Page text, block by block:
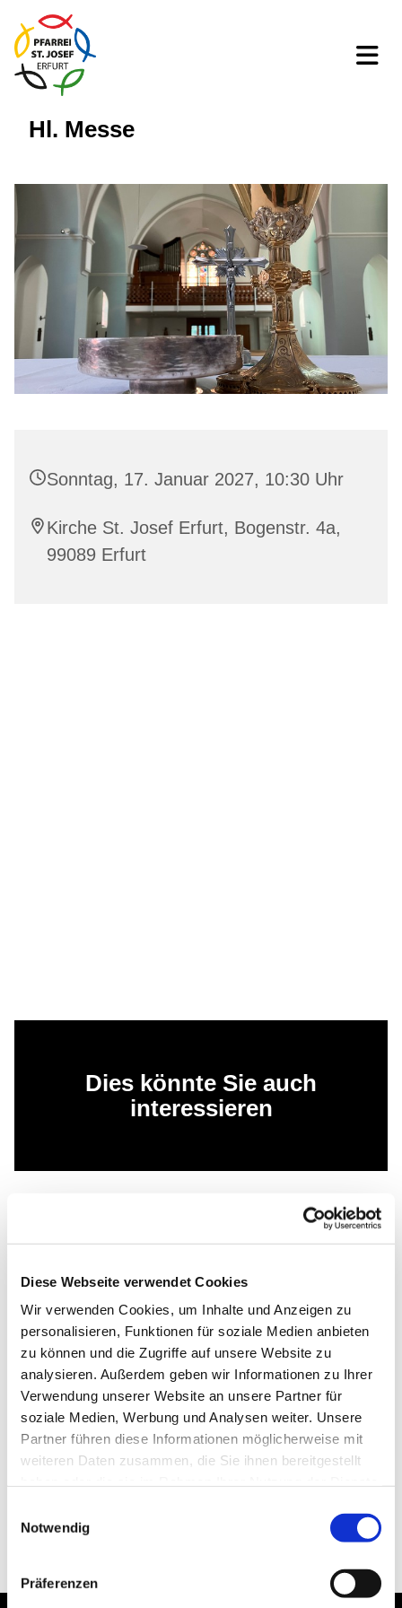
Diese Webseite verwendet Cookies
Wir verwenden Cookies, um Inhalte und Anzeigen zu
personalisieren, Funktionen für soziale Medien anbieten
zu können und die Zugriffe auf unsere Website zu
analysieren. Außerdem geben wir Informationen zu Ihrer
Verwendung unserer Website an unsere Partner für
soziale Medien, Werbung und Analysen weiter. Unsere
Partner führen diese Informationen möglicherweise mit
weiteren Daten zusammen, die Sie ihnen bereitgestellt
Notwendig
Präferenzen
Hl. Messe
Sonntag, 17. Januar 2027, 10:30 Uhr
Kirche St. Josef Erfurt, Bogenstr. 4a,
99089 Erfurt
Dies könnte Sie auch
interessieren